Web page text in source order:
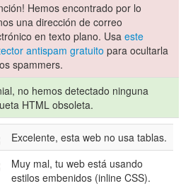
Hemos encontrado por lo
una dirección de correo
en texto plano. Usa este
antispam gratuito para ocultarla
spammers.
no hemos detectado ninguna
HTML obsoleta.
Excelente, esta web no usa tablas.
Muy mal, tu web está usando
estilos embenidos (inline CSS).